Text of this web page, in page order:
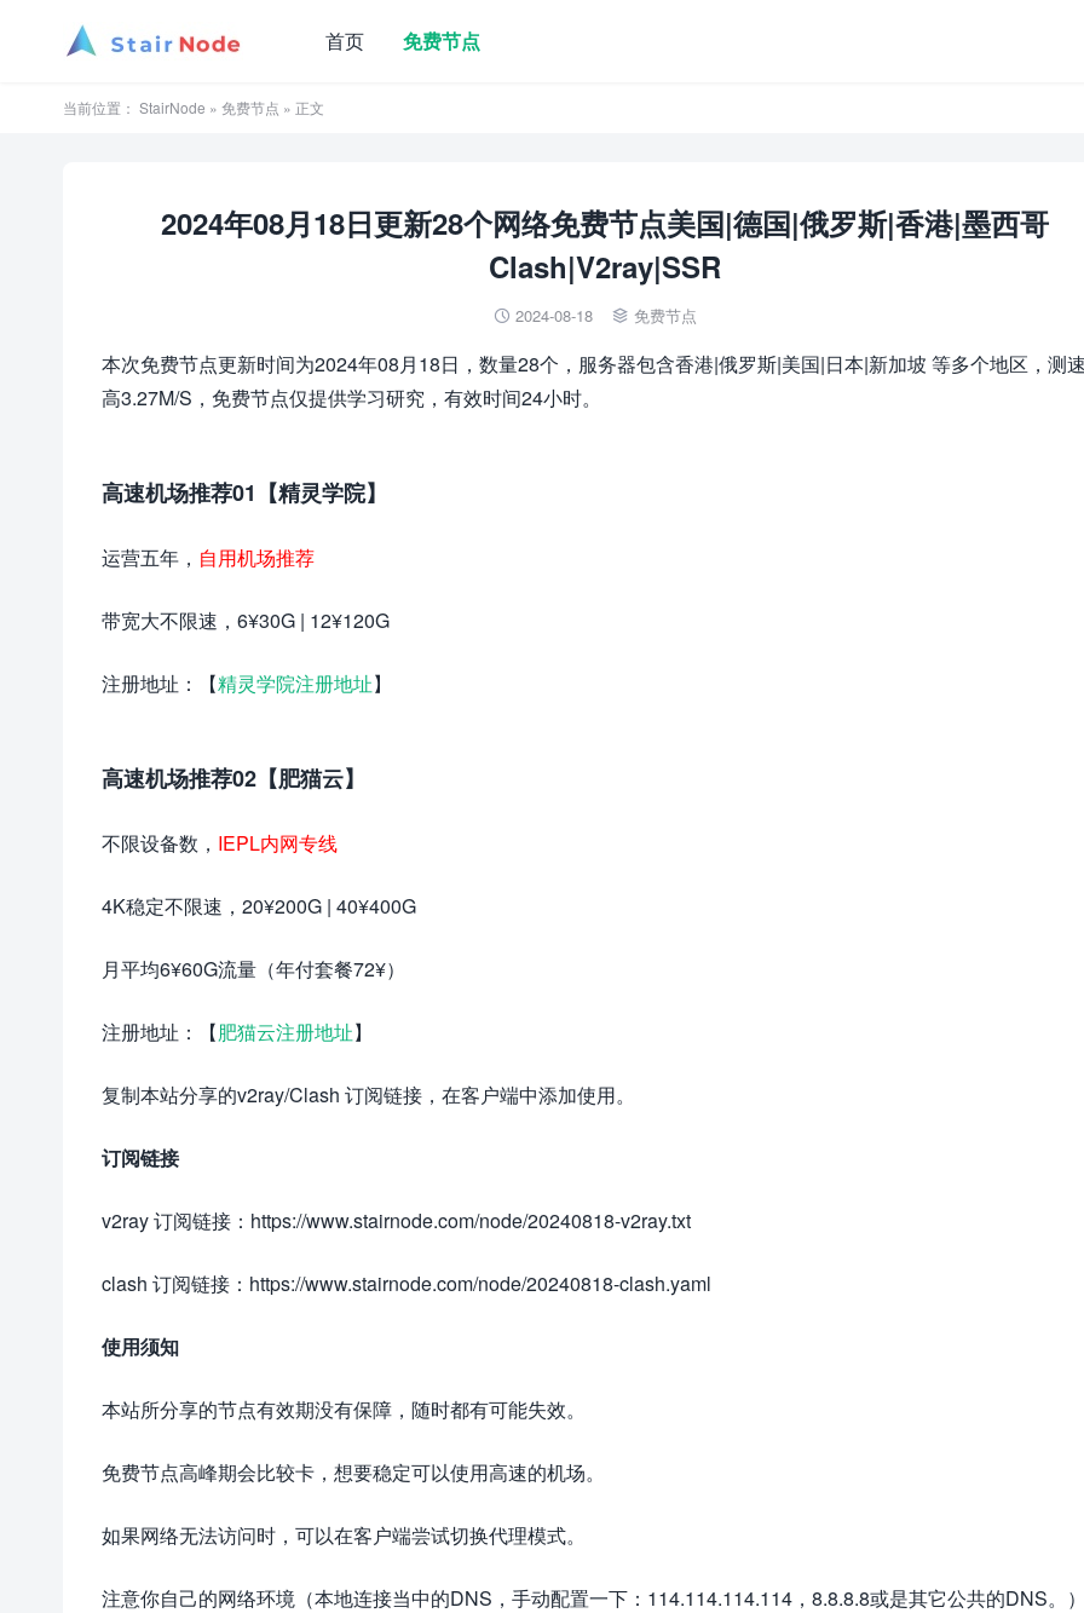
首页 免费节点
当前位置： StairNode » 免费节点 » 正文
2024年08月18日更新28个网络免费节点美国|德国|俄罗斯|香港|墨西哥
Clash|V2ray|SSR
 2024-08-18  免费节点
本次免费节点更新时间为2024年08月18日，数量28个，服务器包含香港|俄罗斯|美国|日本|新加坡 等多个地区，测
高3.27M/S，免费节点仅提供学习研究，有效时间24小时。
高速机场推荐01【精灵学院】
运营五年， 自用机场推荐
带宽大不限速，6¥30G | 12¥120G
注册地址：【精灵学院注册地址】
高速机场推荐02【肥猫云】
不限设备数， IEPL内网专线
4K稳定不限速，20¥200G | 40¥400G
月平均6¥60G流量（年付套餐72¥）
注册地址：【肥猫云注册地址】
复制本站分享的v2ray/Clash 订阅链接，在客户端中添加使用。
订阅链接
v2ray 订阅链接：https://www.stairnode.com/node/20240818-v2ray.txt
clash 订阅链接：https://www.stairnode.com/node/20240818-clash.yaml
使用须知
本站所分享的节点有效期没有保障，随时都有可能失效。
免费节点高峰期会比较卡，想要稳定可以使用高速的机场。
如果网络无法访问时，可以在客户端尝试切换代理模式。
注意你自己的网络环境（本地连接当中的DNS，手动配置一下：114.114.114.114，8.8.8.8或是其它公共的DNS。